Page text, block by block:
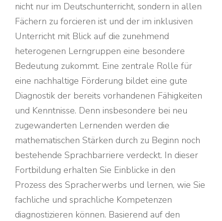
nicht nur im Deutschunterricht, sondern in allen
Fächern zu forcieren ist und der im inklusiven
Unterricht mit Blick auf die zunehmend
heterogenen Lerngruppen eine besondere
Bedeutung zukommt. Eine zentrale Rolle für
eine nachhaltige Förderung bildet eine gute
Diagnostik der bereits vorhandenen Fähigkeiten
und Kenntnisse. Denn insbesondere bei neu
zugewanderten Lernenden werden die
mathematischen Stärken durch zu Beginn noch
bestehende Sprachbarriere verdeckt. In dieser
Fortbildung erhalten Sie Einblicke in den
Prozess des Spracherwerbs und lernen, wie Sie
fachliche und sprachliche Kompetenzen
diagnostizieren können. Basierend auf den